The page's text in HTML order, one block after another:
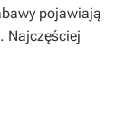
pojawiają
Najczęściej